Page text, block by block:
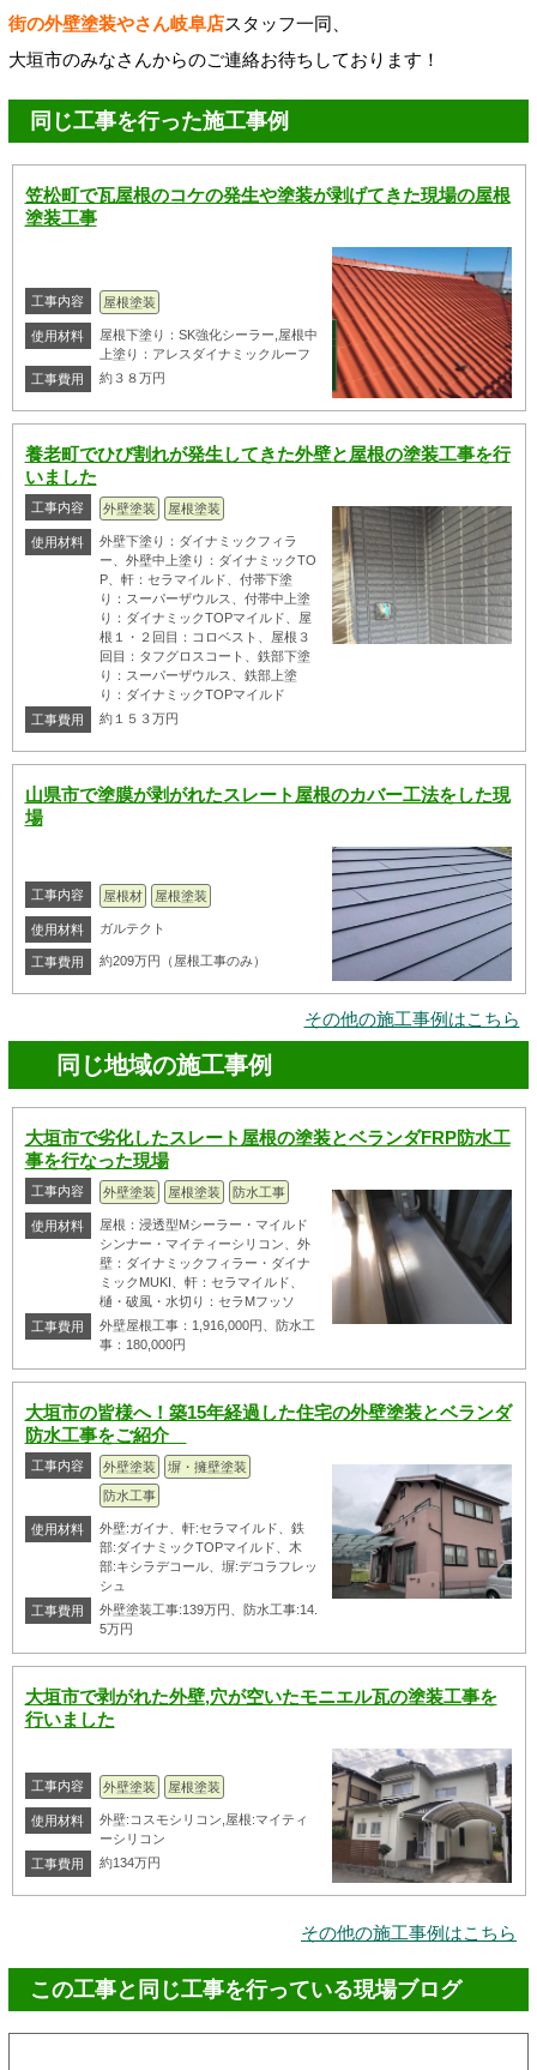
街の外壁塗装やさん岐阜店スタッフ一同、
大垣市のみなさんからのご連絡お待ちしております！
同じ工事を行った施工事例
笠松町で瓦屋根のコケの発生や塗装が剥げてきた現場の屋根
塗装工事
工事内容 屋根塗装
使用材料
屋根下塗り：SK強化シーラー,屋根中
上塗り：アレスダイナミックルーフ
工事費用
約３８万円
養老町でひび割れが発生してきた外壁と屋根の塗装工事を行
いました
工事内容 外壁塗装 屋根塗装
使用材料
外壁下塗り：ダイナミックフィラ
ー、外壁中上塗り：ダイナミックTO
P、軒：セラマイルド、付帯下塗
り：スーパーザウルス、付帯中上塗
り：ダイナミックTOPマイルド、屋
根１・２回目：コロベスト、屋根３
回目：タフグロスコート、鉄部下塗
り：スーパーザウルス、鉄部上塗
り：ダイナミックTOPマイルド
工事費用
約１５３万円
山県市で塗膜が剥がれたスレート屋根のカバー工法をした現
場
工事内容 屋根材 屋根塗装
使用材料 ガルテクト
工事費用 約209万円（屋根工事のみ）
その他の施工事例はこちら
同じ地域の施工事例
大垣市で劣化したスレート屋根の塗装とベランダFRP防水工
事を行なった現場
工事内容 外壁塗装 屋根塗装 防水工事
使用材料
屋根：浸透型Mシーラー・マイルド
シンナー・マイティーシリコン、外
壁：ダイナミックフィラー・ダイナ
ミックMUKI、軒：セラマイルド、
樋・破風・水切り：セラMフッソ
工事費用
外壁屋根工事：1,916,000円、防水工
事：180,000円
大垣市の皆様へ！築15年経過した住宅の外壁塗装とベランダ
防水工事をご紹介
工事内容 外壁塗装
塀・擁壁塗装
防水工事
使用材料
外壁:ガイナ、軒:セラマイルド、鉄
部:ダイナミックTOPマイルド、木
部:キシラデコール、塀:デコラフレッ
シュ
工事費用
外壁塗装工事:139万円、防水工事:14.
5万円
大垣市で剥がれた外壁,穴が空いたモニエル瓦の塗装工事を
行いました
工事内容 外壁塗装 屋根塗装
使用材料
外壁:コスモシリコン,屋根:マイティ
ーシリコン
工事費用
約134万円
その他の施工事例はこちら
この工事と同じ工事を行っている現場ブログ